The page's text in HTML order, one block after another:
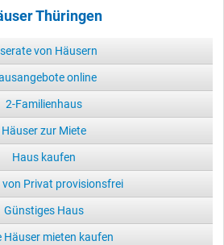
Thüringen
von Häusern
online
2-Familienhaus
Häuser zur Miete
Haus kaufen
von Privat provisionsfrei
Günstiges Haus
Häuser mieten kaufen